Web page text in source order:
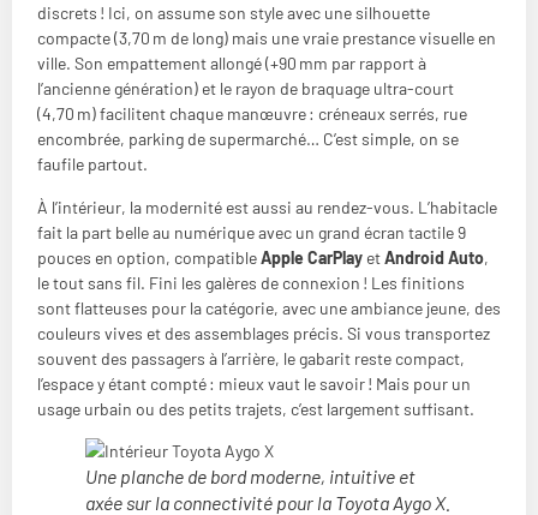
discrets ! Ici, on assume son style avec une silhouette
compacte (3,70 m de long) mais une vraie prestance visuelle en
ville. Son empattement allongé (+90 mm par rapport à
l’ancienne génération) et le rayon de braquage ultra-court
(4,70 m) facilitent chaque manœuvre : créneaux serrés, rue
encombrée, parking de supermarché… C’est simple, on se
faufile partout.
À l’intérieur, la modernité est aussi au rendez-vous. L’habitacle
fait la part belle au numérique avec un grand écran tactile 9
pouces en option, compatibleApple CarPlay etAndroid Auto,
le tout sans fil. Fini les galères de connexion ! Les finitions
sont flatteuses pour la catégorie, avec une ambiance jeune, des
couleurs vives et des assemblages précis. Si vous transportez
souvent des passagers à l’arrière, le gabarit reste compact,
l’espace y étant compté : mieux vaut le savoir ! Mais pour un
usage urbain ou des petits trajets, c’est largement suffisant.
Une planche de bord moderne, intuitive et
axée sur la connectivité pour la Toyota Aygo X.